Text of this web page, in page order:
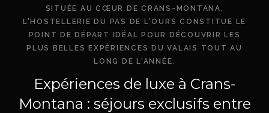
SITUÉE AU CŒUR DE CRANS-MONTANA,
L'HOSTELLERIE DU PAS DE L'OURS CONSTITUE LE
POINT DE DÉPART IDÉAL POUR DÉCOUVRIR LES
PLUS BELLES EXPÉRIENCES DU VALAIS TOUT AU
LONG DE L'ANNÉE.
Expériences de luxe à Crans-
Montana : séjours exclusifs entre